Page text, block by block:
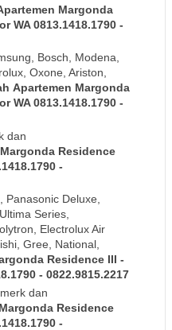
Margonda
WA 0813.1418.1790 -
Bosch, Modena,
Oxone, Ariston,
Apartemen Margonda
WA 0813.1418.1790 -
dan
Residence
-
Panasonic Deluxe,
Series,
Electrolux Air
Gree, National,
Residence III -
- 0822.9815.2217
dan
Residence
-